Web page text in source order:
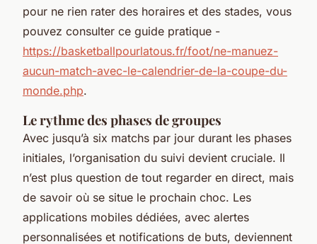
pour ne rien rater des horaires et des stades, vous
pouvez consulter ce guide pratique -
https://basketballpourlatous.fr/foot/ne-manuez-
aucun-match-avec-le-calendrier-de-la-coupe-du-
monde.php.
Le rythme des phases de groupes
Avec jusqu’à six matchs par jour durant les phases
initiales, l’organisation du suivi devient cruciale. Il
n’est plus question de tout regarder en direct, mais
de savoir où se situe le prochain choc. Les
applications mobiles dédiées, avec alertes
personnalisées et notifications de buts, deviennent